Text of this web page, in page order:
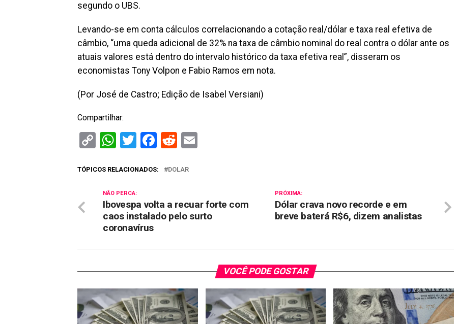
segundo o UBS.
Levando-se em conta cálculos correlacionando a cotação real/dólar e taxa real efetiva de
câmbio, “uma queda adicional de 32% na taxa de câmbio nominal do real contra o dólar ante os
atuais valores está dentro do intervalo histórico da taxa efetiva real”, disseram os
economistas Tony Volpon e Fabio Ramos em nota.
(Por José de Castro; Edição de Isabel Versiani)
Compartilhar:
CopyWhatsApp
Twitter
Facebook
Reddit
TÓPICOS RELACIONADOS: DOLAR
PRÓXIMA:
Dólar crava novo recorde e em
breve baterá R$6, dizem analistas
NÃO PERCA:
Ibovespa volta a recuar forte com
caos instalado pelo surto
coronavírus
VOCÊ PODE GOSTAR